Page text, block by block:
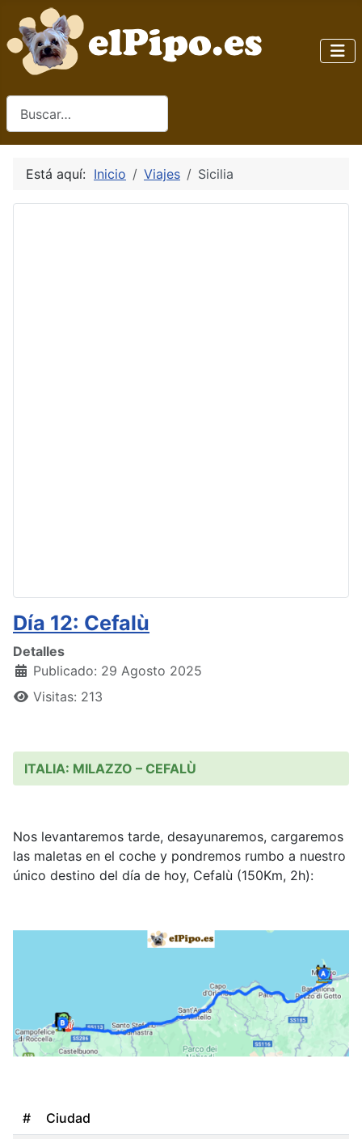
Está aquí: Inicio Viajes Sicilia
Día 12: Cefalù
Detalles
Publicado: 29 Agosto 2025
Visitas: 213
ITALIA: MILAZZO – CEFALÙ
Nos levantaremos tarde, desayunaremos, cargaremos
las maletas en el coche y pondremos rumbo a nuestro
único destino del día de hoy, Cefalù (150Km, 2h):
# Ciudad